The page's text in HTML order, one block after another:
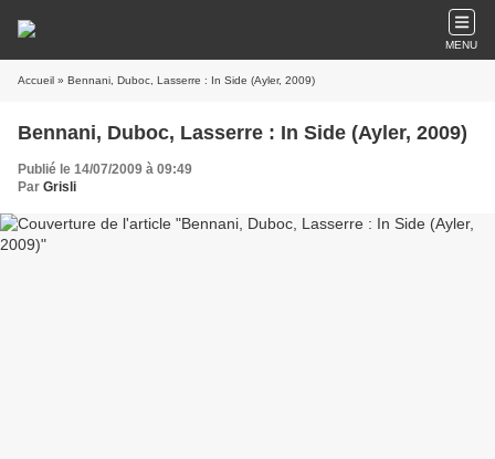
MENU
Accueil » Bennani, Duboc, Lasserre : In Side (Ayler, 2009)
Bennani, Duboc, Lasserre : In Side (Ayler, 2009)
Publié le 14/07/2009 à 09:49
Par Grisli